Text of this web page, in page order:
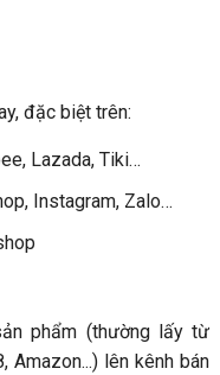
đặc biệt trên:
Lazada, Tiki…
Instagram, Zalo…
phẩm (thường lấy từ
Amazon...) lên kênh bán